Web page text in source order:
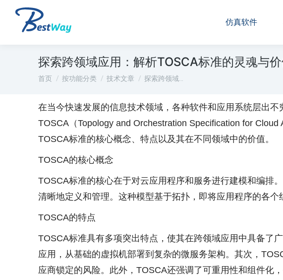
仿真软件
探索跨领域应用：解析TOSCA标准的灵魂与
您在这里：
首页 按功能分类 技术文章 探索跨领域…
在当今快速发展的信息技术领域，各种软件和应用系统层出
TOSCA（Topology and Orchestration Specification for
TOSCA标准的核心概念、特点以及其在不同领域中的价值。
TOSCA的核心概念
TOSCA标准的核心在于对云应用程序和服务进行建模和编排
清晰地定义和管理。这种模型基于拓扑，即将应用程序的各
TOSCA的特点
TOSCA标准具有多项突出特点，使其在跨领域应用中具备了
应用，从基础的虚拟机部署到复杂的微服务架构。其次，
应商锁定的风险。此外，TOSCA还强调了可重用性和组件化